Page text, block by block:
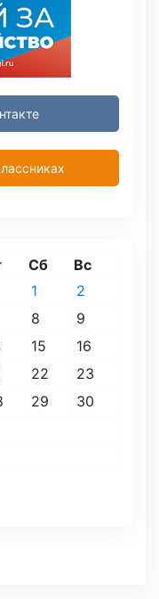
Сб Вс
1
2
8
9
15
16
22
23
29
30